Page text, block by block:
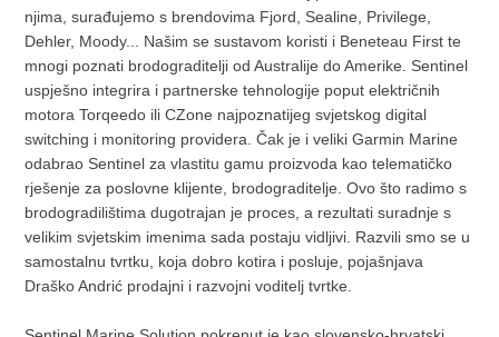
njima, surađujemo s brendovima Fjord, Sealine, Privilege,
Dehler, Moody... Našim se sustavom koristi i Beneteau First te
mnogi poznati brodograditelji od Australije do Amerike. Sentinel
uspješno integrira i partnerske tehnologije poput električnih
motora Torqeedo ili CZone najpoznatijeg svjetskog digital
switching i monitoring providera. Čak je i veliki Garmin Marine
odabrao Sentinel za vlastitu gamu proizvoda kao telematičko
rješenje za poslovne klijente, brodograditelje. Ovo što radimo s
brodogradilištima dugotrajan je proces, a rezultati suradnje s
velikim svjetskim imenima sada postaju vidljivi. Razvili smo se u
samostalnu tvrtku, koja dobro kotira i posluje, pojašnjava
Draško Andrić prodajni i razvojni voditelj tvrtke.